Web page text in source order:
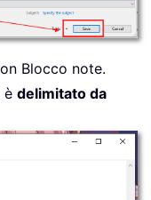
Blocco note.
è delimitato da